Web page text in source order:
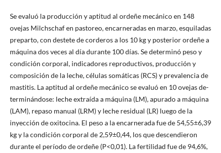
Se evaluó la producción y aptitud al ordeñe mecánico en 148
ovejas Milchschaf en pastoreo, encarneradas en mar­zo, esquiladas
preparto, con destete de corderos a los 10 kg y posterior ordeñe a
máquina dos veces al día durante 100 días. Se determinó peso y
condición corporal, indi­cadores reproductivos, producción y
composición de la leche, células somáticas (RCS) y prevalencia de
mastitis. La aptitud al ordeñe mecánico se evaluó en 10 ovejas de­
terminándose: leche extraída a máquina (LM), apurado a máquina
(LAM), repaso manual (LRM) y leche residual (LR) luego de la
inyección de oxitocina. El peso a la en­carnerada fue de 54,55±6,39
kg y la condición corporal de 2,59±0,44, los que descendieron
durante el período de or­deñe (P<0,01). La fertilidad fue de 94,6%,